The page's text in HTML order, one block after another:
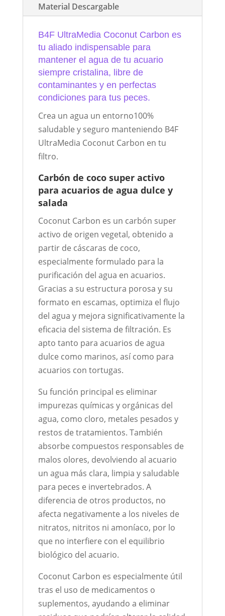
Material Descargable
B4F UltraMedia Coconut Carbon es
tu aliado indispensable para
mantener el agua de tu acuario
siempre cristalina, libre de
contaminantes y en perfectas
condiciones para tus peces.
Crea un agua un entorno100%
saludable y seguro manteniendo B4F
UltraMedia Coconut Carbon en tu
filtro.
Carbón de coco super activo
para acuarios de agua dulce y
salada
Coconut Carbon es un carbón super
activo de origen vegetal, obtenido a
partir de cáscaras de coco,
especialmente formulado para la
purificación del agua en acuarios.
Gracias a su estructura porosa y su
formato en escamas, optimiza el flujo
del agua y mejora significativamente la
eficacia del sistema de filtración. Es
apto tanto para acuarios de agua
dulce como marinos, así como para
acuarios con tortugas.
Su función principal es eliminar
impurezas químicas y orgánicas del
agua, como cloro, metales pesados y
restos de tratamientos. También
absorbe compuestos responsables de
malos olores, devolviendo al acuario
un agua más clara, limpia y saludable
para peces e invertebrados. A
diferencia de otros productos, no
afecta negativamente a los niveles de
nitratos, nitritos ni amoníaco, por lo
que no interfiere con el equilibrio
biológico del acuario.
Coconut Carbon es especialmente útil
tras el uso de medicamentos o
suplementos, ayudando a eliminar